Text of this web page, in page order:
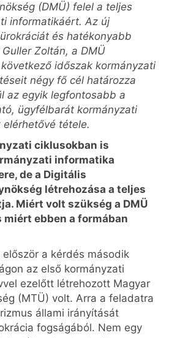
(DMÜ) felel a teljes
informatikáért. Az új
és hatékonyabb
Zoltán, a DMÜ
időszak kormányzati
négy fő cél határozza
az egyik legfontosabb a
ügyfélbarát kormányzati
tétele.
ciklusokban is
informatika
de a Digitális
létrehozása a teljes
Miért volt szükség a DMÜ
miért ebben a formában
a kérdés második
az első kormányzati
ezelőtt létrehozott Magyar
(MTÜ) volt. Arra a feladatra
állami irányítását
fogságából. Nem egy